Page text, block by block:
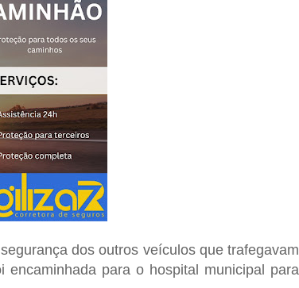
dos outros veículos que trafegavam
para o hospital municipal para